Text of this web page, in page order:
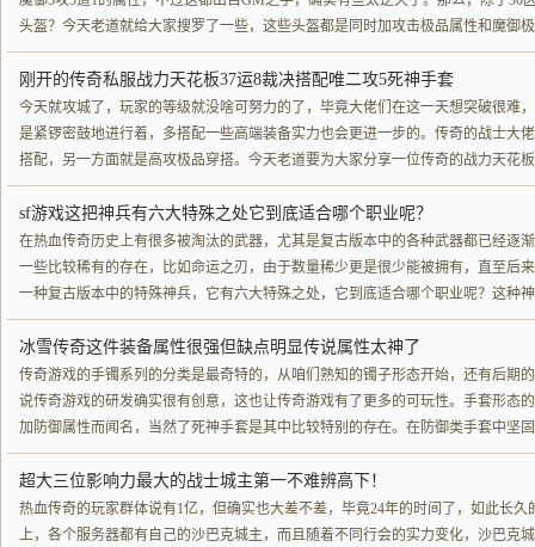
头盔？今天老道就给大家搜罗了一些，这些头盔都是同时加攻击极品属性和魔御
刚开的传奇私服战力天花板37运8裁决搭配唯二攻5死神手套
今天就攻城了，玩家的等级就没啥可努力的了，毕竟大佬们在这一天想突破很难
是紧锣密鼓地进行着，多搭配一些高端装备实力也会更进一步的。传奇的战士大
搭配，另一方面就是高攻极品穿搭。今天老道要为大家分享一位传奇的战力天花
sf游戏这把神兵有六大特殊之处它到底适合哪个职业呢？
在热血传奇历史上有很多被淘汰的武器，尤其是复古版本中的各种武器都已经逐
一些比较稀有的存在，比如命运之刃，由于数量稀少更是很少能被拥有，直至后
一种复古版本中的特殊神兵，它有六大特殊之处，它到底适合哪个职业呢？这种
冰雪传奇这件装备属性很强但缺点明显传说属性太神了
传奇游戏的手镯系列的分类是最奇特的，从咱们熟知的镯子形态开始，还有后期
说传奇游戏的研发确实很有创意，这也让传奇游戏有了更多的可玩性。手套形态
加防御属性而闻名，当然了死神手套是其中比较特别的存在。在防御类手套中坚
超大三位影响力最大的战士城主第一不难辨高下！
热血传奇的玩家群体说有1亿，但确实也大差不差，毕竟24年的时间了，如此长
上，各个服务器都有自己的沙巴克城主，而且随着不同行会的实力变化，沙巴克